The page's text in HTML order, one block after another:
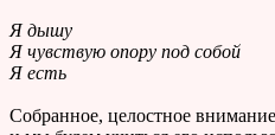
Я дышу
Я чувствую опору под собой
Я есть
Собранное, целостное